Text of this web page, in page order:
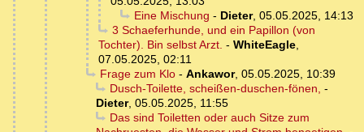
Eine Mischung - Dieter, 05.05.2025, 14:13
3 Schaeferhunde, und ein Papillon (von
Tochter). Bin selbst Arzt. - WhiteEagle,
07.05.2025, 02:11
Frage zum Klo- Ankawor, 05.05.2025, 10:39
Dusch-Toilette, scheißen-duschen-fönen, -
Dieter, 05.05.2025, 11:55
Das sind Toiletten oder auch Sitze zum